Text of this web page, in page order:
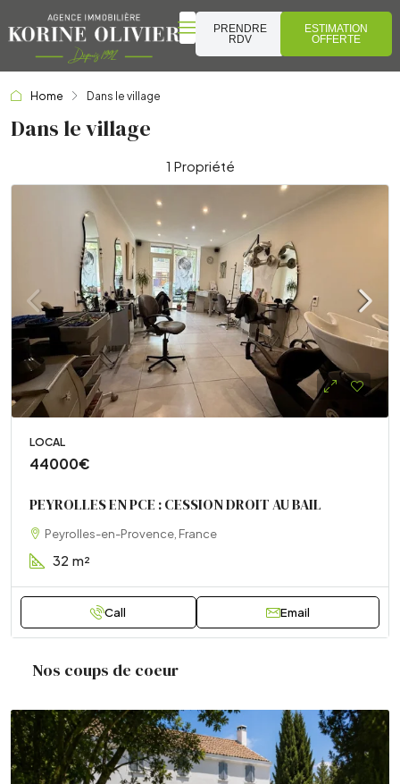
PRENDRE
RDV
ESTIMATION
OFFERTE
Home Dans le village
Dans le village
1 Propriété
LOCAL
44000€
PEYROLLES EN PCE : CESSION DROIT AU BAIL
Peyrolles-en-Provence, France
32 m²
Call Email
Nos coups de coeur